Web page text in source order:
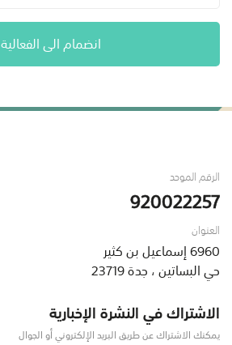
انضمام الى الفعالية
الرقم الموحد
920022257
العنوان
6960 إسماعيل بن كثير
حي البساتين ، جدة 23719
الاشتراك في النشرة الإخبارية
يمكنك الاشتراك عن طريق البريد الإلكتروني أو الجوال